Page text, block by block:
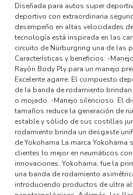
Diseñada para autos super
deportivo con extraordinaria
desempeño en altas velocidades
tecnología está inspirada en las
circuito de Nürburgring una de las
Características y beneficios: -
Rayón Body Ply para un manejo
Excelente agarre. El compuesto
de la banda de rodamiento brindan
o mojado. -Manejo silencioso. El
tamaños reduce la generación de
estable y sólido de sus costillas
rodamiento brinda un desgaste
de Yokohama La marca
clientes lo mejor en neumáticos
innovaciones. Yokohama, fue la
una banda de rodamiento
introduciendo productos de ultra